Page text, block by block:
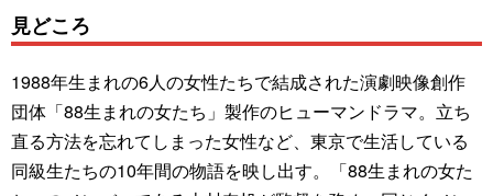
見どころ
1988年生まれの6人の女性たちで結成された演劇映像創作
団体「88生まれの女たち」製作のヒューマンドラマ。立ち
直る方法を忘れてしまった女性など、東京で生活している
同級生たちの10年間の物語を映し出す。「88生まれの女た